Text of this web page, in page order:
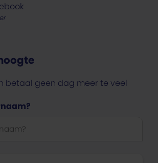
betaal geen dag meer te veel